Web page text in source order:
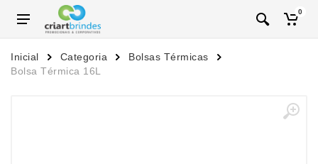
0
Inicial Categoria
Bolsas Térmicas
Bolsa Térmica 16L